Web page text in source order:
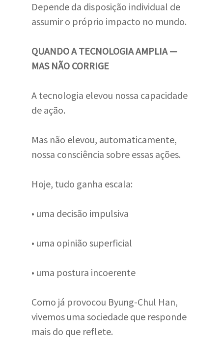
Depende da disposição individual de
assumir o próprio impacto no mundo.
QUANDO A TECNOLOGIA AMPLIA —
MAS NÃO CORRIGE
A tecnologia elevou nossa capacidade
de ação.
Mas não elevou, automaticamente,
nossa consciência sobre essas ações.
Hoje, tudo ganha escala:
• uma decisão impulsiva
• uma opinião superficial
• uma postura incoerente
Como já provocou Byung-Chul Han,
vivemos uma sociedade que responde
mais do que reflete.